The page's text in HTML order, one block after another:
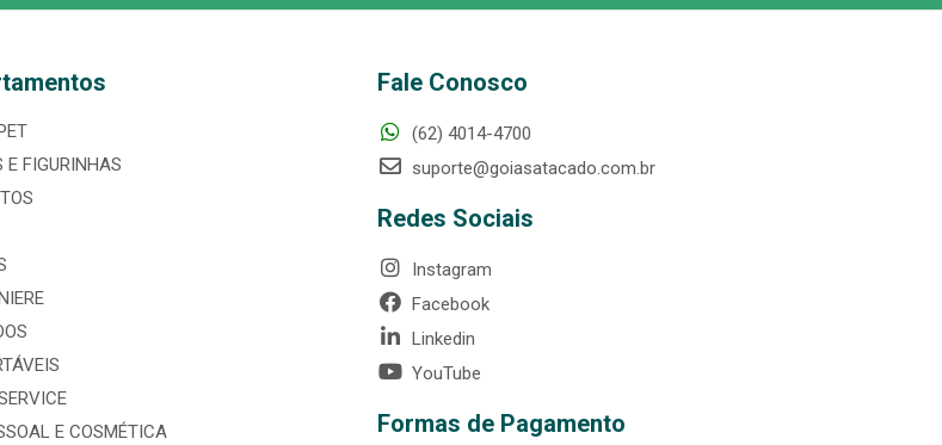
E FIGURINHAS
E COSMÉTICA
Fale Conosco
(62) 4014-4700
suporte@goiasatacado.com.br
Redes Sociais
Instagram
Facebook
Linkedin
YouTube
Formas de Pagamento